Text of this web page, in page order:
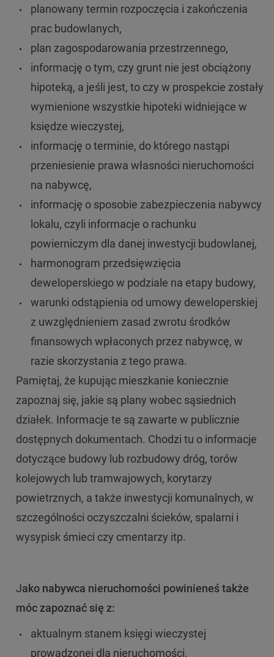
planowany termin rozpoczęcia i zakończenia
prac budowlanych,
plan zagospodarowania przestrzennego,
informację o tym, czy grunt nie jest obciążony
hipoteką, a jeśli jest, to czy w prospekcie zostały
wymienione wszystkie hipoteki widniejące w
księdze wieczystej,
informację o terminie, do którego nastąpi
przeniesienie prawa własności nieruchomości
na nabywcę,
informację o sposobie zabezpieczenia nabywcy
lokalu, czyli informacje o rachunku
powierniczym dla danej inwestycji budowlanej,
harmonogram przedsięwzięcia
deweloperskiego w podziale na etapy budowy,
warunki odstąpienia od umowy deweloperskiej
z uwzględnieniem zasad zwrotu środków
finansowych wpłaconych przez nabywcę, w
razie skorzystania z tego prawa.
Pamiętaj, że kupując mieszkanie koniecznie
zapoznaj się, jakie są plany wobec sąsiednich
działek. Informacje te są zawarte w publicznie
dostępnych dokumentach. Chodzi tu o informacje
dotyczące budowy lub rozbudowy dróg, torów
kolejowych lub tramwajowych, korytarzy
powietrznych, a także inwestycji komunalnych, w
szczególności oczyszczalni ścieków, spalarni i
wysypisk śmieci czy cmentarzy itp.
Jako nabywca nieruchomości powinieneś także
móc zapoznać się z:
aktualnym stanem księgi wieczystej
prowadzonej dla nieruchomości,